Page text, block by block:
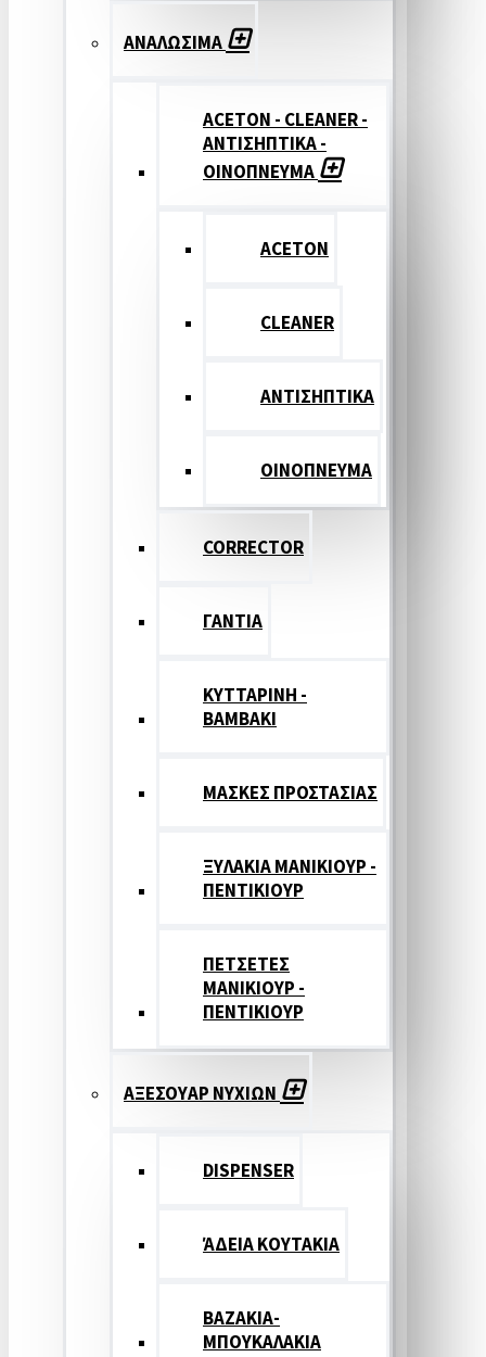
ΑΝΑΛΩΣΙΜΑ
ACETON - CLEANER -
ΑΝΤΙΣΗΠΤΙΚΑ -
ΟΙΝΟΠΝΕΥΜΑ
ACETON
CLEANER
ΑΝΤΙΣΗΠΤΙΚΑ
ΟΙΝΟΠΝΕΥΜΑ
CORRECTOR
ΓΑΝΤΙΑ
ΚΥΤΤΑΡΙΝΗ -
ΒΑΜΒΑΚΙ
ΜΑΣΚΕΣ ΠΡΟΣΤΑΣΙΑΣ
ΞΥΛΑΚΙΑ ΜΑΝΙΚΙΟΥΡ -
ΠΕΝΤΙΚΙΟΥΡ
ΠΕΤΣΕΤΕΣ
ΜΑΝΙΚΙΟΥΡ -
ΠΕΝΤΙΚΙΟΥΡ
ΑΞΕΣΟΥΑΡ ΝΥΧΙΩΝ
DISPENSER
ΆΔΕΙΑ ΚΟΥΤΑΚΙΑ
ΒΑΖΑΚΙΑ-
ΜΠΟΥΚΑΛΑΚΙΑ